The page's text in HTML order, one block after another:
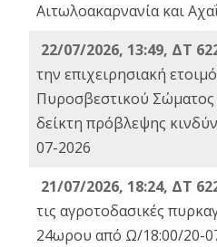
Αιτωλοακαρνανία και
22/07/2026, 13:49, ΔΤ
την επιχειρησιακή
Πυροσβεστικού
δείκτη πρόβλεψης
07-2026
21/07/2026, 18:24, ΔΤ
τις αγροτοδασικές
24ωρου από Ω/18:00/20-